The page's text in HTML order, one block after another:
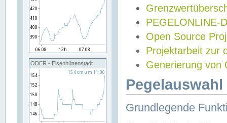
ODER - Eisenhüttenstadt
PEGELONLINE-
Open Source
Projektarbeit zur
Generierung von
Grundlegende